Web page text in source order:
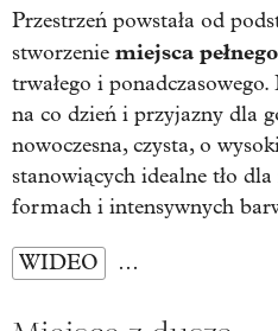
Przestrzeń powstała od
stworzenie miejsca
trwałego i
na co dzień i przyjazny dla
nowoczesna, czysta, o
stanowiących idealne tło
formach i intensywnych
WIDEO …